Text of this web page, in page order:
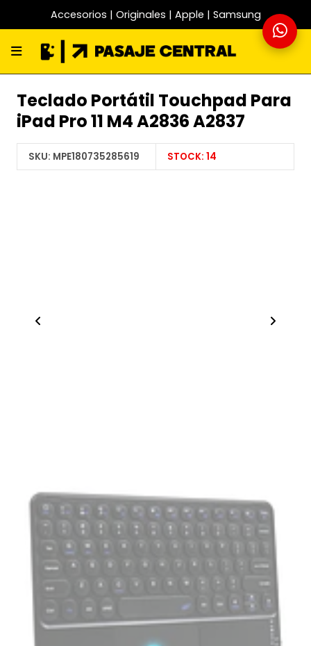
Accesorios | Originales | Apple | Samsung
Teclado Portátil Touchpad Para
iPad Pro 11 M4 A2836 A2837
SKU: MPE180735285619 STOCK: 14